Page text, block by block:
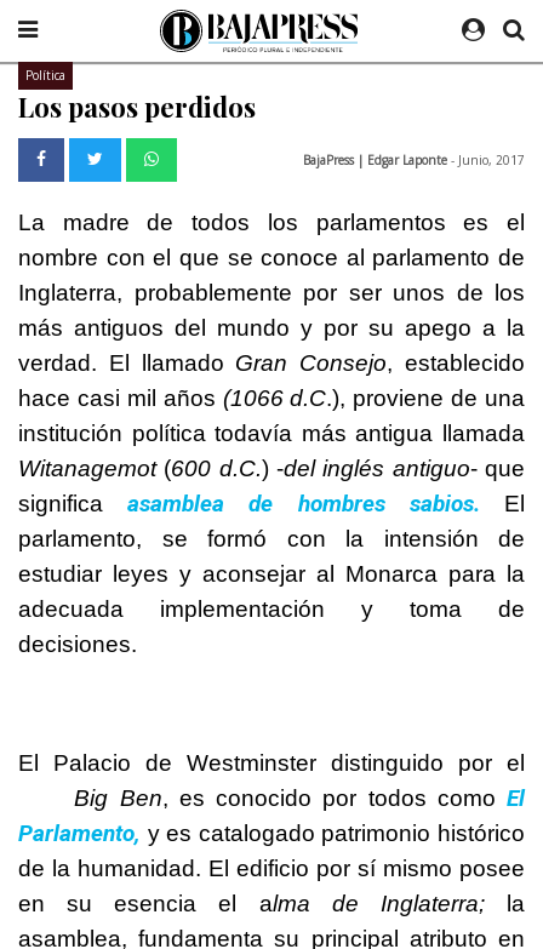
Política
Los pasos perdidos
BajaPress | Edgar Laponte - Junio, 2017
La madre de todos los parlamentos es el
nombre con el que se conoce al parlamento de
Inglaterra, probablemente por ser unos de los
más antiguos del mundo y por su apego a la
verdad. El llamado Gran Consejo, establecido
hace casi mil años (1066 d.C.), proviene de una
institución política todavía más antigua llamada
Witanagemot(600 d.C.) -del inglés antiguo- que
significaasamblea de hombres sabios. El
parlamento, se formó con la intensión de
estudiar leyes y aconsejar al Monarca para la
adecuada implementación y toma de
decisiones.
El Palacio de Westminster distinguido por el
Big Ben, es conocido por todos como El
Parlamento, y es catalogado patrimonio histórico
de la humanidad. El edificio por sí mismo posee
en su esencia el alma de Inglaterra;la
asamblea, fundamenta su principal atributo en